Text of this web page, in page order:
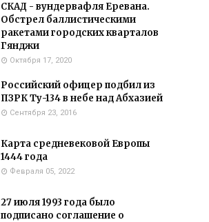
СКАД - вундервафля Еревана.
Обстрел баллистическими
ракетами городских кварталов
Гянджи
Октября 17, 2020
Российский офицер подбил из
ПЗРК Ту-134 в небе над Абхазией
Сентября 23, 2016
Карта средневековой Европы
1444 года
Февраля 05, 2022
27 июля 1993 года было
подписано соглашение о